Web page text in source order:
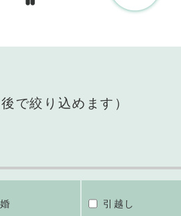
で絞り込めます）
引越し